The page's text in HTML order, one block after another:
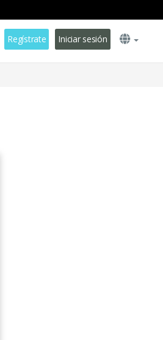
Regístrate Iniciar sesión